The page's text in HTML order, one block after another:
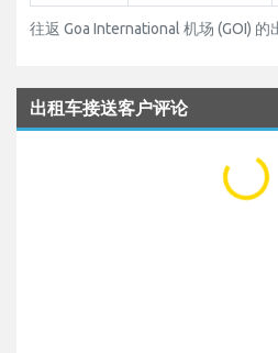
往返 Goa International 机场 (GOI) 的
出租车接送客户评论